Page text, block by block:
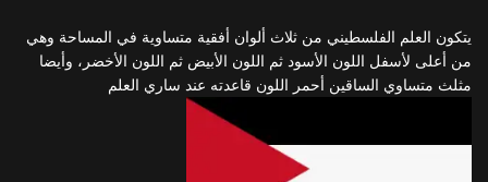
يتكون العلم الفلسطيني من ثلاث ألوان أفقية متساوية في المساحة وهي
من أعلى لأسفل اللون الأسود ثم اللون الأبيض ثم اللون الأخضر، وأيضا
مثلث متساوي الساقين أحمر اللون قاعدته عند ساري العلم